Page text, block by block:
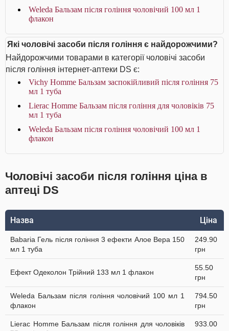
Weleda Бальзам після гоління чоловічий 100 мл 1
флакон
Які чоловічі засоби після гоління є найдорожчими?
Найдорожчими товарами в категорії чоловічі засоби
після гоління інтернет-аптеки DS є:
Vichy Homme Бальзам заспокійливий після гоління 75
мл 1 туба
Lierac Homme Бальзам після гоління для чоловіків 75
мл 1 туба
Weleda Бальзам після гоління чоловічий 100 мл 1
флакон
Чоловічі засоби після гоління ціна в
аптеці DS
Назва Ціна
Babaria Гель після гоління 3 ефекти Алое Вера 150
мл 1 туба
249.90
грн
Ефект Одеколон Трійний 133 мл 1 флакон
55.50
грн
Weleda Бальзам після гоління чоловічий 100 мл 1
флакон
794.50
грн
Lierac Homme Бальзам після гоління для чоловіків
933.00